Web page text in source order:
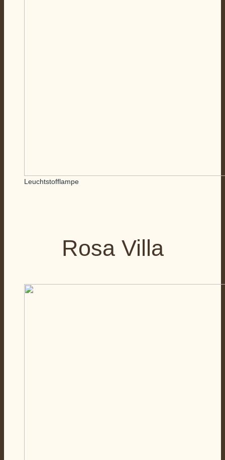
Leuchtstofflampe
Rosa Villa